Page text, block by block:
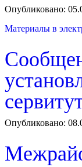
Опубликовано:
Материалы в
Опубликовано: